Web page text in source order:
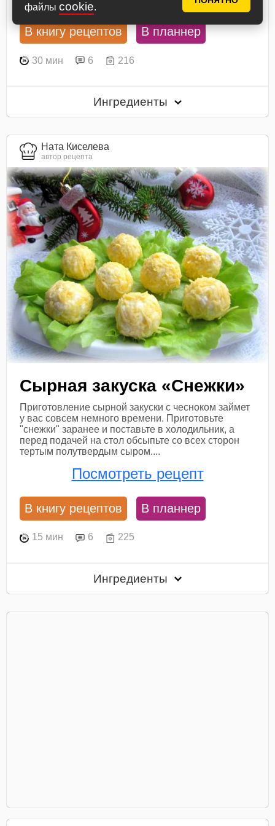
файлы cookie.
В книгу рецептов В планнер
30 мин 6 216
Ингредиенты
Ната Киселева
автор рецепта
Сырная закуска «Снежки»
Приготовление сырной закуски с чесноком займет
у вас совсем немного времени. Приготовьте
"снежки" заранее и поставьте в холодильник, а
перед подачей на стол обсыпьте со всех сторон
тертым полутвердым сыром....
Посмотреть рецепт
В книгу рецептов В планнер
15 мин 6 225
Ингредиенты